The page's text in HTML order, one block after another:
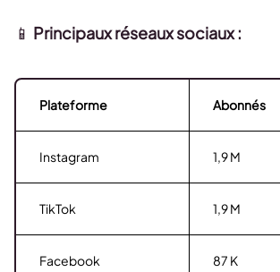
📱 Principaux réseaux sociaux :
Plateforme Abonnés
Instagram 1,9 M
TikTok 1,9 M
Facebook 87 K